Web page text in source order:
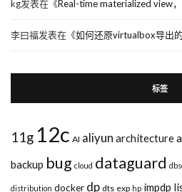
kg发表在《Real-time materialized view
李曰福发表在《如何还原virtualbox导出
标签
11g 12c AI aliyun architecture
backup bug cloud dataguard
distribution docker dp dts exp hp impdp